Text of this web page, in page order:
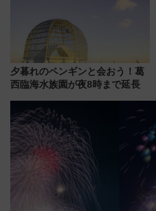
夕暮れのペンギンと会おう！葛
西臨海水族園が夜8時まで延長